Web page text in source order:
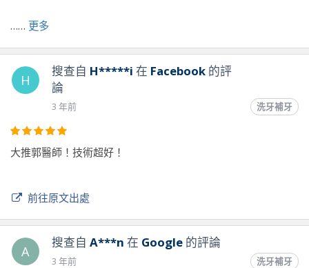
前往原文出處
…… 更多
H
搜查自 H*****i 在 Facebook的評
論
3 年前 洗牙補牙
大推郭醫師！技術超好！
前往原文出處
A
搜查自 A***n 在 Google的評論
3 年前 洗牙補牙